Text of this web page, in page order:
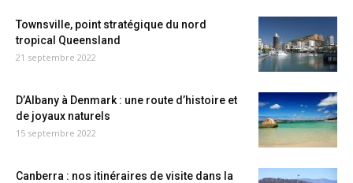
Townsville, point stratégique du nord
tropical Queensland
21 septembre 2022
D’Albany à Denmark : une route d’histoire et
de joyaux naturels
15 septembre 2022
Canberra : nos itinéraires de visite dans la